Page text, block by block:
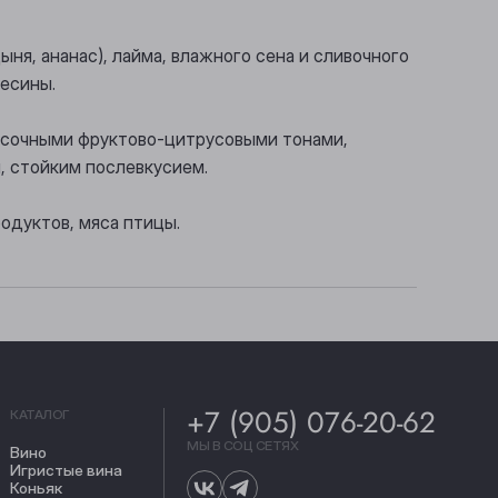
ананас), лайма, влажного сена и сливочного
фруктово-цитрусовыми тонами,
послевкусием.
мяса птицы.
КАТАЛОГ
Вино
Игристые вина
Коньяк
+7 (905) 076-20-62
МЫ В СОЦ СЕТЯХ